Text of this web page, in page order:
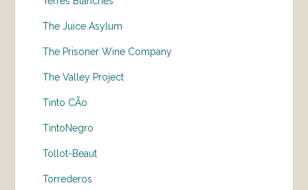
The Juice Asylum
The Prisoner Wine Company
The Valley Project
Tinto CÃo
TintoNegro
Tollot-Beaut
Torrederos